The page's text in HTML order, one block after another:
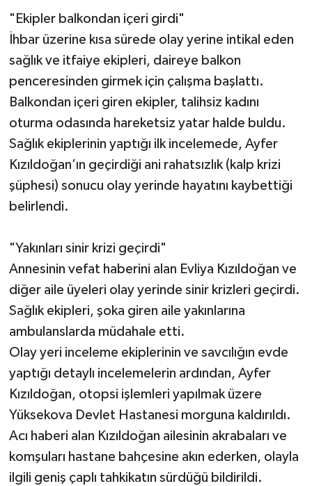
"Ekipler balkondan içeri girdi"
İhbar üzerine kısa sürede olay yerine intikal eden
sağlık ve itfaiye ekipleri, daireye balkon
penceresinden girmek için çalışma başlattı.
Balkondan içeri giren ekipler, talihsiz kadını
oturma odasında hareketsiz yatar halde buldu.
Sağlık ekiplerinin yaptığı ilk incelemede, Ayfer
Kızıldoğan’ın geçirdiği ani rahatsızlık (kalp krizi
şüphesi) sonucu olay yerinde hayatını kaybettiği
belirlendi.
"Yakınları sinir krizi geçirdi"
Annesinin vefat haberini alan Evliya Kızıldoğan ve
diğer aile üyeleri olay yerinde sinir krizleri geçirdi.
Sağlık ekipleri, şoka giren aile yakınlarına
ambulanslarda müdahale etti.
Olay yeri inceleme ekiplerinin ve savcılığın evde
yaptığı detaylı incelemelerin ardından, Ayfer
Kızıldoğan, otopsi işlemleri yapılmak üzere
Yüksekova Devlet Hastanesi morguna kaldırıldı.
Acı haberi alan Kızıldoğan ailesinin akrabaları ve
komşuları hastane bahçesine akın ederken, olayla
ilgili geniş çaplı tahkikatın sürdüğü bildirildi.